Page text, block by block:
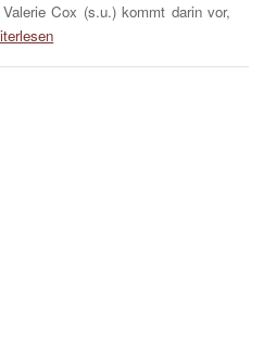
Cox (s.u.) kommt darin vor,